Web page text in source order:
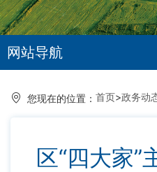
网站导航
您现在的位置： 首页>政务动
区“四大家”